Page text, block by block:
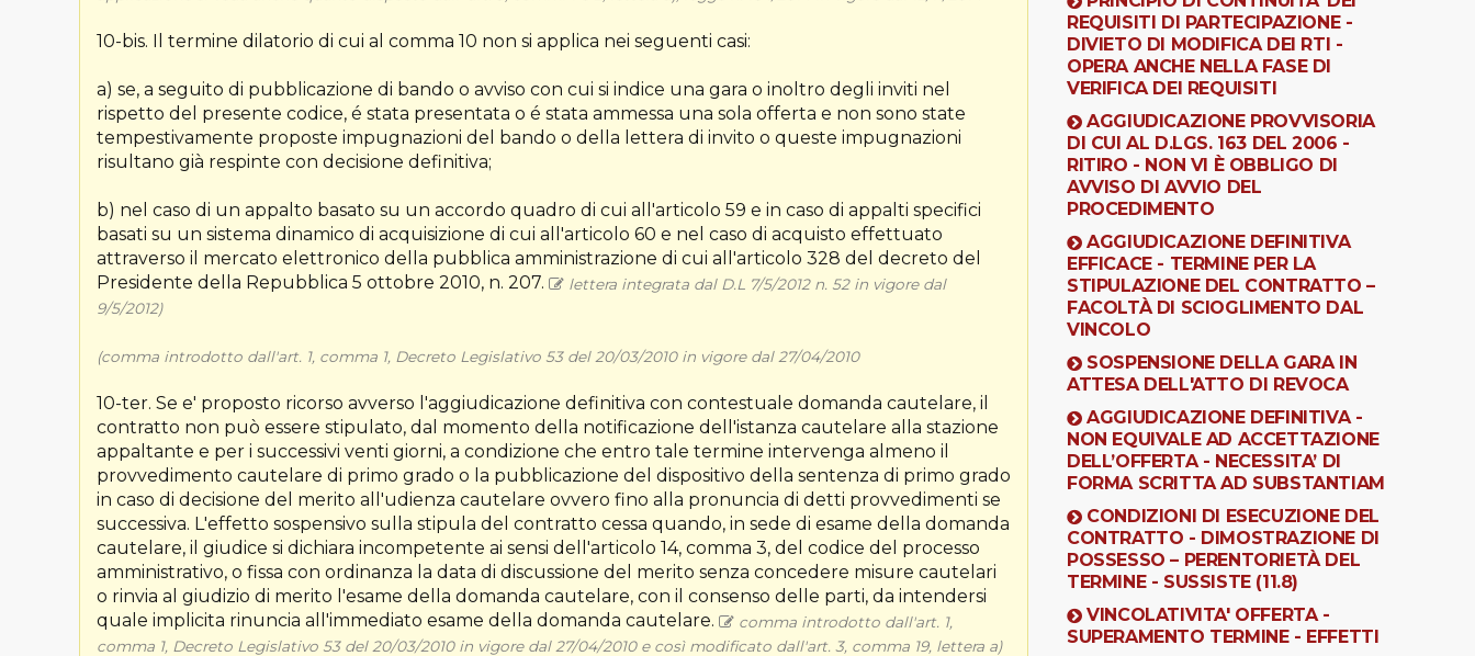
10-bis. Il termine dilatorio di cui al comma 10 non si applica nei seguenti casi:
a) se, a seguito di pubblicazione di bando o avviso con cui si indice una gara o inoltro degli inviti nel
rispetto del presente codice, é stata presentata o é stata ammessa una sola offerta e non sono state
tempestivamente proposte impugnazioni del bando o della lettera di invito o queste impugnazioni
risultano già respinte con decisione definitiva;
b) nel caso di un appalto basato su un accordo quadro di cui all'articolo 59 e in caso di appalti specifici
basati su un sistema dinamico di acquisizione di cui all'articolo 60 e nel caso di acquisto effettuato
attraverso il mercato elettronico della pubblica amministrazione di cui all'articolo 328 del decreto del
Presidente della Repubblica 5 ottobre 2010, n. 207.
lettera integrata dal D.L 7/5/2012 n. 52 in vigore dal
9/5/2012)
(comma introdotto dall'art. 1, comma 1, Decreto Legislativo 53 del 20/03/2010 in vigore dal 27/04/2010
10-ter. Se e' proposto ricorso avverso l'aggiudicazione definitiva con contestuale domanda cautelare, il
contratto non può essere stipulato, dal momento della notificazione dell'istanza cautelare alla stazione
appaltante e per i successivi venti giorni, a condizione che entro tale termine intervenga almeno il
provvedimento cautelare di primo grado o la pubblicazione del dispositivo della sentenza di primo grado
in caso di decisione del merito all'udienza cautelare ovvero fino alla pronuncia di detti provvedimenti se
successiva. L'effetto sospensivo sulla stipula del contratto cessa quando, in sede di esame della domanda
cautelare, il giudice si dichiara incompetente ai sensi dell'articolo 14, comma 3, del codice del processo
amministrativo, o fissa con ordinanza la data di discussione del merito senza concedere misure cautelari
o rinvia al giudizio di merito l'esame della domanda cautelare, con il consenso delle parti, da intendersi
quale implicita rinuncia all'immediato esame della domanda cautelare.
comma introdotto dall'art. 1,
comma 1, Decreto Legislativo 53 del 20/03/2010 in vigore dal 27/04/2010 e così modificato dall'art. 3, comma 19, lettera a)
REQUISITI DI PARTECIPAZIONE -
DIVIETO DI MODIFICA DEI RTI -
OPERA ANCHE NELLA FASE DI
VERIFICA DEI REQUISITI
AGGIUDICAZIONE PROVVISORIA
DI CUI AL D.LGS. 163 DEL 2006 -
RITIRO - NON VI È OBBLIGO DI
AVVISO DI AVVIO DEL
PROCEDIMENTO
AGGIUDICAZIONE DEFINITIVA
EFFICACE - TERMINE PER LA
STIPULAZIONE DEL CONTRATTO –
FACOLTÀ DI SCIOGLIMENTO DAL
VINCOLO
SOSPENSIONE DELLA GARA IN
ATTESA DELL'ATTO DI REVOCA
AGGIUDICAZIONE DEFINITIVA -
NON EQUIVALE AD ACCETTAZIONE
DELL’OFFERTA - NECESSITA’ DI
FORMA SCRITTA AD SUBSTANTIAM
CONDIZIONI DI ESECUZIONE DEL
CONTRATTO - DIMOSTRAZIONE DI
POSSESSO – PERENTORIETÀ DEL
TERMINE - SUSSISTE (11.8)
VINCOLATIVITA' OFFERTA -
SUPERAMENTO TERMINE - EFFETTI